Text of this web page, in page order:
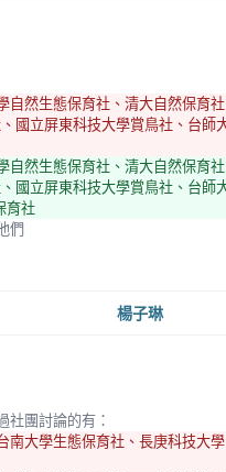
自然生態保育社、清大自然保育
國立屏東科技大學賞鳥社、台師
自然生態保育社、清大自然保育
國立屏東科技大學賞鳥社、台師
育社
們
楊子琳
社團討論的有：
大學生態保育社、長庚科技大